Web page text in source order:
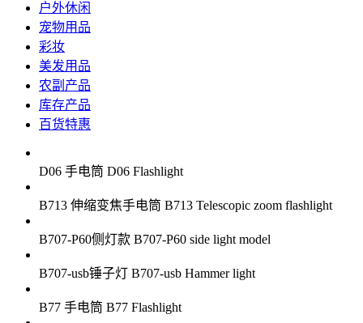
户外休闲
宠物用品
彩妆
美发用品
农副产品
库存产品
百货特惠
D06 手电筒 D06 Flashlight
B713 伸缩变焦手电筒 B713 Telescopic zoom flashlight
B707-P60侧灯款 B707-P60 side light model
B707-usb锤子灯 B707-usb Hammer light
B77 手电筒 B77 Flashlight